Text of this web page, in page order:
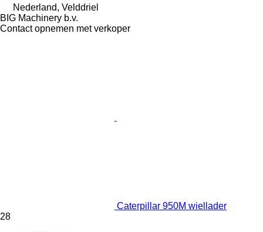
Nederland, Velddriel
BIG Machinery b.v.
Contact opnemen met verkoper
Caterpillar 950M wiellader
28